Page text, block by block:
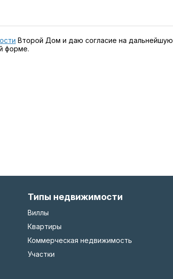
Второй Дом и даю согласие на дальнейшую
форме.
Типы недвижимости
Виллы
Квартиры
Коммерческая недвижимость
Участки